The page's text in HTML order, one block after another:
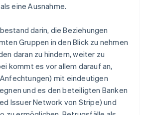
eine Ausnahme.
darin, die Beziehungen
Gruppen in den Blick zu nehmen
daran zu hindern, weiter zu
kommt es vor allem darauf an,
mit eindeutigen
und es den beteiligten Banken
Issuer Network von Stripe) und